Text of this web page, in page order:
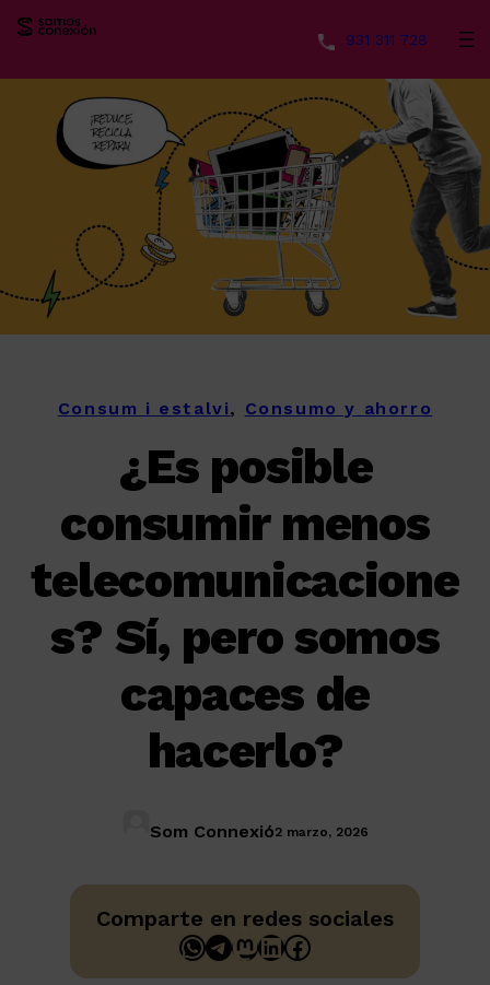
contenido
931 311 728
Consum i estalvi, Consumo y ahorro
¿Es posible
consumir menos
telecomunicacione
s? Sí, pero somos
capaces de
hacerlo?
Som Connexió2 marzo, 2026
Comparte en redes sociales
WhatsApp
Telegram
Mastodon
LinkedIn
Facebook